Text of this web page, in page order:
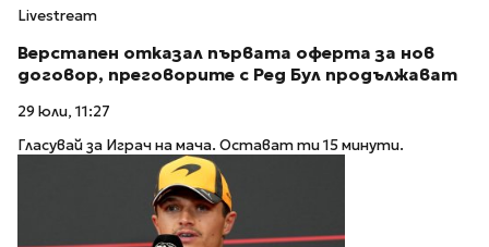
Livestream
Верстапен отказал първата оферта за нов
договор, преговорите с Ред Бул продължават
29 юли, 11:27
Гласувай за Играч на мача. Остават ти 15 минути.